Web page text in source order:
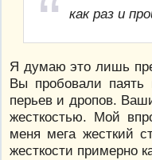
как раз и
Я думаю это лишь
Вы пробовали паять
перьев и дропов.
жесткостью. Мой
меня мега жесткий
жесткости примерно